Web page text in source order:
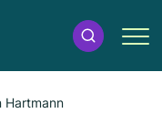
Hartmann